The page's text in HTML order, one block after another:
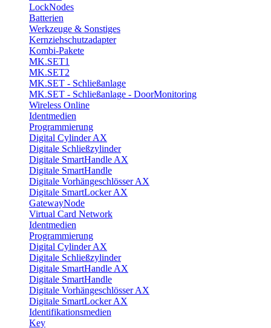
LockNodes
Batterien
Werkzeuge & Sonstiges
Kernziehschutzadapter
Kombi-Pakete
MK.SET1
MK.SET2
MK.SET - Schließanlage
MK.SET - Schließanlage - DoorMonitoring
Wireless Online
Identmedien
Programmierung
Digital Cylinder AX
Digitale Schließzylinder
Digitale SmartHandle AX
Digitale SmartHandle
Digitale Vorhängeschlösser AX
Digitale SmartLocker AX
GatewayNode
Virtual Card Network
Identmedien
Programmierung
Digital Cylinder AX
Digitale Schließzylinder
Digitale SmartHandle AX
Digitale SmartHandle
Digitale Vorhängeschlösser AX
Digitale SmartLocker AX
Identifikationsmedien
Key